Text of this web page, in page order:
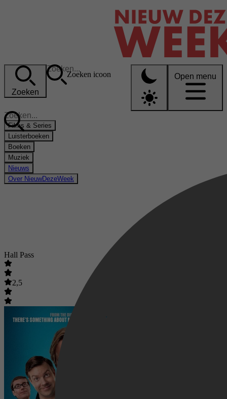
Zoeken
Zoeken icoon Open menu
Films & Series
Luisterboeken
Boeken
Muziek
Nieuws
Over NieuwDezeWeek
Hall Pass
2,5